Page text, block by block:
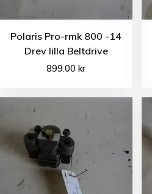
Polaris Pro-rmk 800 -14
Drev lilla Beltdrive
899.00kr